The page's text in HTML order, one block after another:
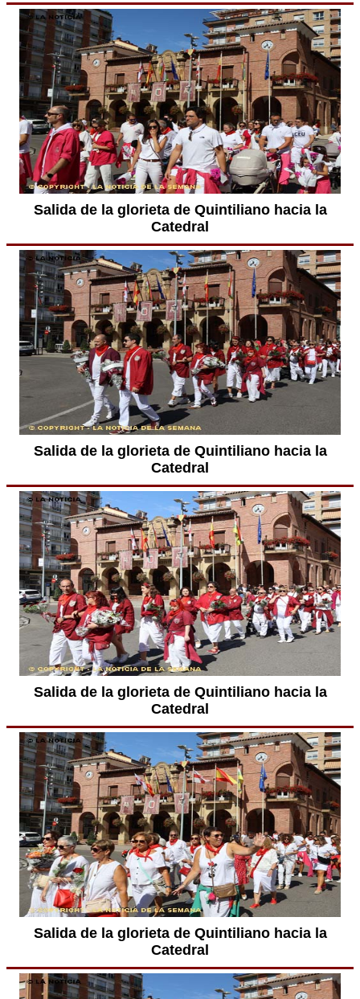
Salida de la glorieta de Quintiliano hacia la
Catedral
Salida de la glorieta de Quintiliano hacia la
Catedral
Salida de la glorieta de Quintiliano hacia la
Catedral
Salida de la glorieta de Quintiliano hacia la
Catedral